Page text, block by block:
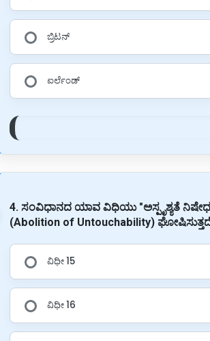
ಬ್ರಿಟನ್
ಐರ್ಲೆಂಡ್
4. ಸಂವಿಧಾನದ ಯಾವ ವಿಧಿಯು "ಅಸ್ಪೃಶ್ಯತೆ
(Abolition of Untouchability)
ವಿಧೀ 15
ವಿಧೀ 16